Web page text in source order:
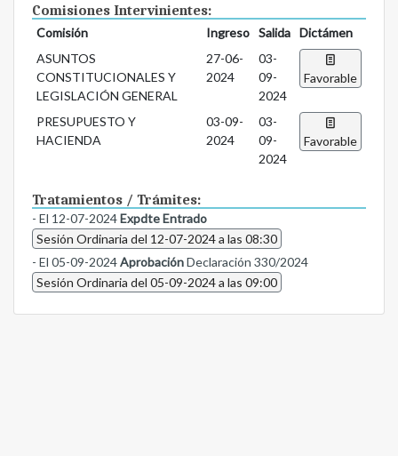
Comisiones Intervinientes:
Comisión Ingreso Salida
Dictámen
ASUNTOS
CONSTITUCIONALES Y
LEGISLACIÓN GENERAL
27-06-
2024
03-
09-
2024
Favorable
PRESUPUESTO Y
HACIENDA
03-09-
2024
03-
09-
2024
Favorable
Tratamientos / Trámites:
- El 12-07-2024Expdte Entrado
Sesión Ordinaria del 12-07-2024 a las 08:30
- El 05-09-2024AprobaciónDeclaración 330/2024
Sesión Ordinaria del 05-09-2024 a las 09:00